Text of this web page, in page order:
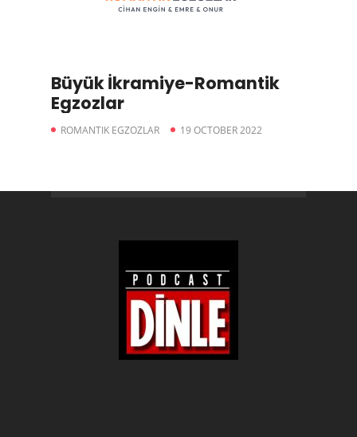
Büyük İkramiye-Romantik
Egzozlar
ROMANTIK EGZOZLAR 19 OCTOBER 2022